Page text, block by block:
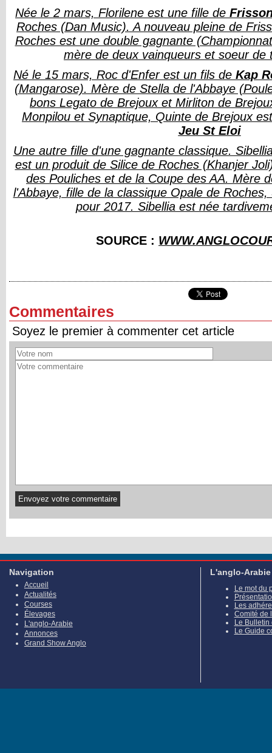
Née le 2 mars, Florilene est une fille de
Roches (Dan Music). A nouveau pleine de
Roches est une double gagnante
mère de deux vainqueurs et soeur de
Né le 15 mars, Roc d'Enfer est un fils de Kap
(Mangarose). Mère de Stella de l'Abbaye
bons Legato de Brejoux et Mirliton de
Monpilou et Synaptique, Quinte de Brejoux
Jeu St Eloi
Une autre fille d'une gagnante classique.
est un produit de Silice de Roches (Khanjer
des Pouliches et de la Coupe des AA. Mère
l'Abbaye, fille de la classique Opale de
pour 2017. Sibellia est née
SOURCE :
Commentaires
Soyez le premier à commenter cet article
Navigation
Accueil
Actualités
Courses
Élevages
L'anglo-Arabie
Annonces
Grand Show Anglo
L'anglo-Arabie
Le mot du
Les
Comité de
Le Bulletin
Le Guide